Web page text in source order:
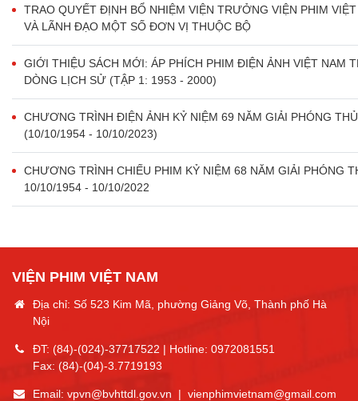
TRAO QUYẾT ĐỊNH BỔ NHIỆM VIỆN TRƯỞNG VIỆN PHIM
VÀ LÃNH ĐẠO MỘT SỐ ĐƠN VỊ THUỘC BỘ
GIỚI THIỆU SÁCH MỚI: ÁP PHÍCH PHIM ĐIỆN ẢNH VIỆT NAM
DÒNG LỊCH SỬ (TẬP 1: 1953 - 2000)
CHƯƠNG TRÌNH ĐIỆN ẢNH KỶ NIỆM 69 NĂM GIẢI PHÓNG
(10/10/1954 - 10/10/2023)
CHƯƠNG TRÌNH CHIẾU PHIM KỶ NIỆM 68 NĂM GIẢI PHÓNG
10/10/1954 - 10/10/2022
VIỆN PHIM VIỆT NAM
Địa chỉ: Số 523 Kim Mã, phường Giảng Võ, Thành phố Hà
Nội
ĐT: (84)-(024)-37717522 | Hotline: 0972081551
Fax: (84)-(04)-3.7719193
Email: vpvn@bvhttdl.gov.vn | vienphimvietnam@gmail.com